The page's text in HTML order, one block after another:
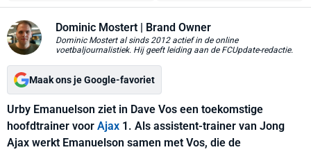
Dominic Mostert | Brand Owner
Dominic Mostert al sinds 2012 actief in de online
voetbaljournalistiek. Hij geeft leiding aan de FCUpdate-redactie.
Maak ons je Google-favoriet
Urby Emanuelson ziet in Dave Vos een toekomstige
hoofdtrainer voor Ajax 1. Als assistent-trainer van Jong
Ajax werkt Emanuelson samen met Vos, die de